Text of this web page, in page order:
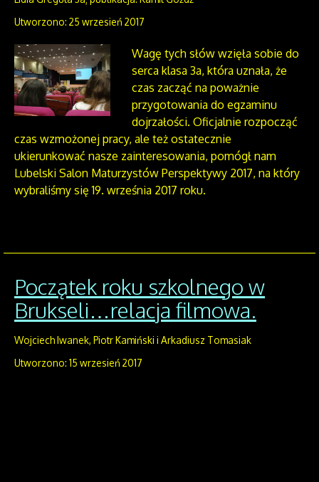
Utworzono: 25 wrzesień 2017
Wagę tych słów wzięła sobie do
serca klasa 3a, która uznała, że
czas zacząć na poważnie
przygotowania do egzaminu
dojrzałości. Oficjalnie rozpocząć
czas wzmożonej pracy, ale też ostatecznie
ukierunkować nasze zainteresowania, pomógł nam
Lubelski Salon Maturzystów Perspektywy 2017, na który
wybraliśmy się 19. września 2017 roku.
Początek roku szkolnego w
Brukseli…relacja filmowa.
Wojciech Iwanek, Piotr Kamiński i Arkadiusz Tomasiak
Utworzono: 15 wrzesień 2017